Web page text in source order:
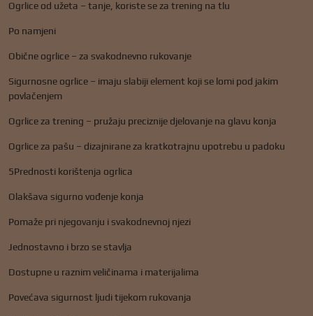
Ogrlice od užeta – tanje, koriste se za trening na tlu
Po namjeni
Obične ogrlice – za svakodnevno rukovanje
Sigurnosne ogrlice – imaju slabiji element koji se lomi pod jakim
povlačenjem
Ogrlice za trening – pružaju preciznije djelovanje na glavu konja
Ogrlice za pašu – dizajnirane za kratkotrajnu upotrebu u padoku
5Prednosti korištenja ogrlica
Olakšava sigurno vođenje konja
Pomaže pri njegovanju i svakodnevnoj njezi
Jednostavno i brzo se stavlja
Dostupne u raznim veličinama i materijalima
Povećava sigurnost ljudi tijekom rukovanja